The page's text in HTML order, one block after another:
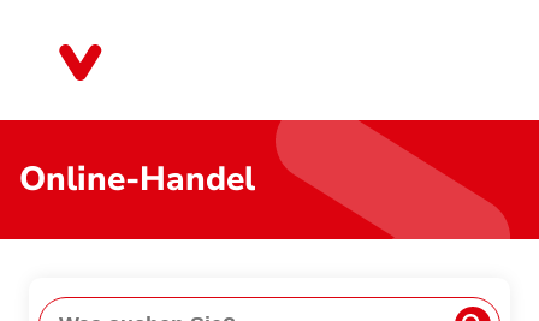
Online-Handel